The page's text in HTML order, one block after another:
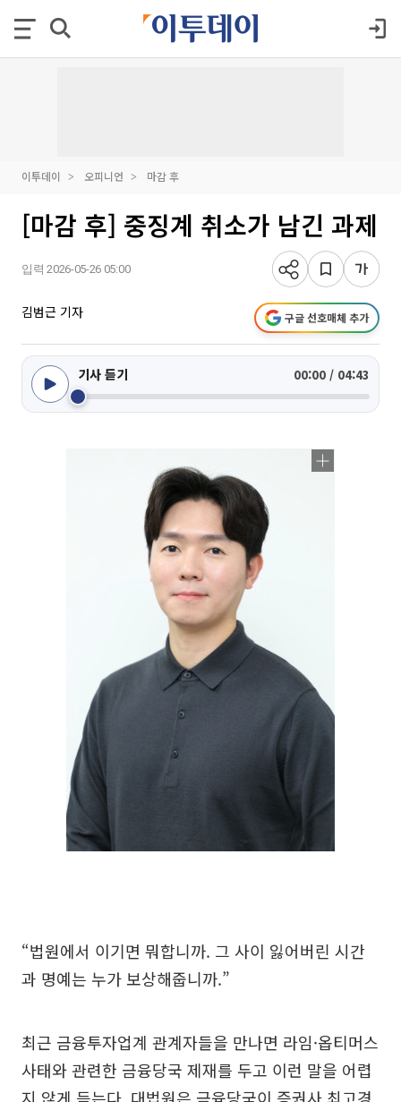
이투데이 오피니언 마감 후
[마감 후] 중징계 취소가 남긴 과제
입력 2026-05-26 05:00
김범근 기자 구글 선호매체 추가
기사 듣기 00:00 / 04:43
“법원에서 이기면 뭐합니까. 그 사이 잃어버린 시간
과 명예는 누가 보상해줍니까.”
최근 금융투자업계 관계자들을 만나면 라임·옵티머스
사태와 관련한 금융당국 제재를 두고 이런 말을 어렵